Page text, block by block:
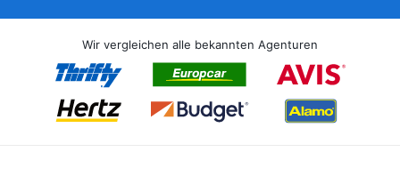
Wir vergleichen alle bekannten Agenturen